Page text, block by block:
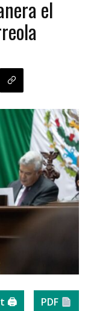
el
🖨 PDF